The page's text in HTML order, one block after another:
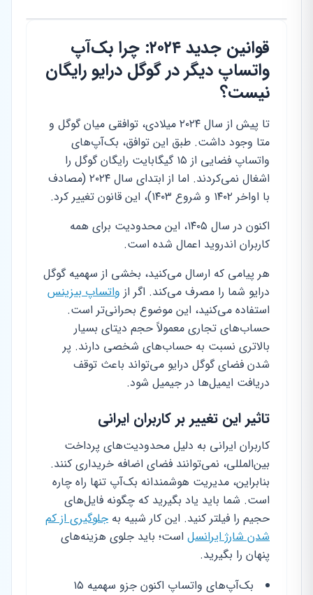
قوانین جدید ۲۰۲۴: چرا بک‌آپ
واتساپ دیگر در گوگل درایو رایگان
نیست؟
تا پیش از سال ۲۰۲۴ میلادی، توافقی میان گوگل و
متا وجود داشت. طبق این توافق، بک‌آپ‌های
واتساپ فضایی از ۱۵ گیگابایت رایگان گوگل را
اشغال نمی‌کردند. اما از ابتدای سال ۲۰۲۴ (مصادف
با اواخر ۱۴۰۲ و شروع ۱۴۰۳)، این قانون تغییر کرد.
اکنون در سال ۱۴۰۵، این محدودیت برای همه
کاربران اندروید اعمال شده است.
هر پیامی که ارسال می‌کنید، بخشی از سهمیه گوگل
درایو شما را مصرف می‌کند. اگر از واتساپ بیزینس
استفاده می‌کنید، این موضوع بحرانی‌تر است.
حساب‌های تجاری معمولاً حجم دیتای بسیار
بالاتری نسبت به حساب‌های شخصی دارند. پر
شدن فضای گوگل درایو می‌تواند باعث توقف
دریافت ایمیل‌ها در جیمیل شود.
تاثیر این تغییر بر کاربران ایرانی
کاربران ایرانی به دلیل محدودیت‌های پرداخت
بین‌المللی، نمی‌توانند فضای اضافه خریداری کنند.
بنابراین، مدیریت هوشمندانه بک‌آپ تنها راه چاره
است. شما باید یاد بگیرید که چگونه فایل‌های
حجیم را فیلتر کنید. این کار شبیه به جلوگیری از کم
شدن شارژ ایرانسل است؛ باید جلوی هزینه‌های
پنهان را بگیرید.
بک‌آپ‌های واتساپ اکنون جزو سهمیه ۱۵